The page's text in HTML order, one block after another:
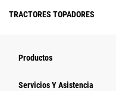
TRACTORES TOPADORES
Productos
Servicios Y Asistencia